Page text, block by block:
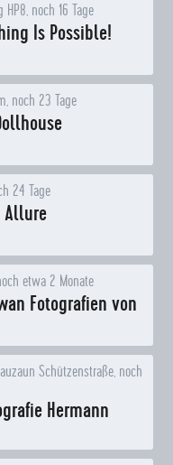
noch 16 Tage
Is Possible!
noch 23 Tage
24 Tage
Allure
etwa 2 Monate
Fotografien von
Schützenstraße, noch
Hermann